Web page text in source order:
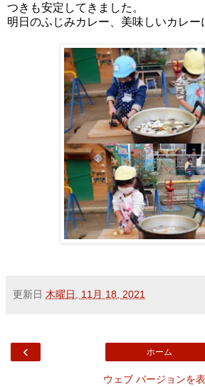
つきも安定してきました。
明日のふじみカレー、美味しいカレー
更新日 木曜日, 11月 18, 2021
‹ ホーム
ウェブ バージョンを